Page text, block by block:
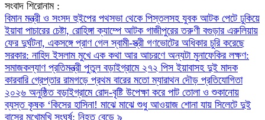
সংবাদ শিরোনাম :
বিমান মন্ত্রী ও সংসদ হুইপের পথসভা থেকে পিস্তলসহ যুবক আটক পেটে ঢুকিয়ে
ইয়াবা পাচারের চেষ্টা, রোহিঙ্গা ক্যাম্পে আটক গাজীপুরের তরুণী বগুড়ার এরুলিয়ায়
ফের দুর্ঘটনা, একসঙ্গে প্রাণ গেল স্বামী-স্ত্রী গণভোটের অধিকার চুরি করেছে
সরকার: নাহিদ ইসলাম মুখে এক কথা আর আচরণে অন্যটা মুনাফেকির লক্ষণ:
সমাজকল্যাণ প্রতিমন্ত্রী পুতুল বড়াইগ্রামে ২৭২ পিস ইয়াবাসহ দুই মাদক
কারবারি গ্রেপ্তার রামগড়ে প্রথম বারের মতো ম্যারাথন দৌড় প্রতিযোগিতা
২০২৬ অনুষ্ঠিত বড়াইগ্রামে রোদ-বৃষ্টি উপেক্ষা করে পাট তোলা ও শুকানোয়
ব্যস্ত কৃষক ‘কিসের হাসিনা! মাঝে মাঝে শুধু আওয়াজ শোনা যায় সিলেটে দুই
বাসের মুখোমুখি সংঘর্ষ: নিহত বেড়ে ৯